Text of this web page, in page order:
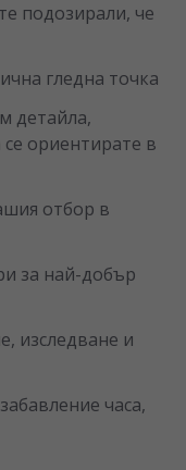
подозирали, че
гледна точка
детайла,
ориентирате в
отбор в
за най-добър
изследване и
часа,